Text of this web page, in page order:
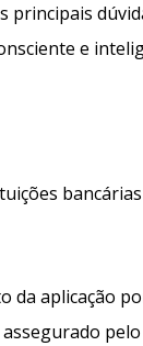
principais
e
da aplicação
pelo